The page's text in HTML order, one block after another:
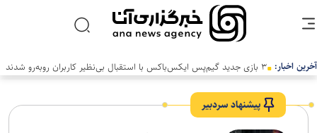
آخرین اخبار: ۳ بازی جدید گیم‌پس ایکس‌باکس با استقبال بی‌نظیر کاربران روبه‌رو شدند
پیشنهاد سردبیر